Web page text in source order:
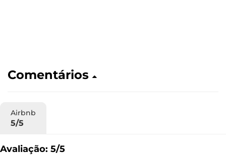
Comentários
Airbnb
5/5
Avaliação: 5/5